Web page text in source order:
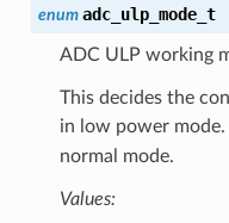
enum adc_ulp_mode_t
ADC ULP working
This decides the
in low power mode.
normal mode.
Values: